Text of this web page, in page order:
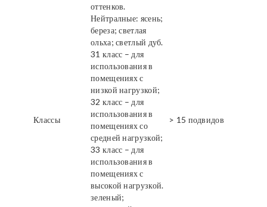
оттенков.
Нейтралные: ясень;
береза; светлая
ольха; светлый дуб.
Классы
31 класс – для
использования в
помещениях с
низкой нагрузкой;
32 класс – для
использования в
помещениях со
средней нагрузкой;
33 класс – для
использования в
помещениях с
высокой нагрузкой.
> 15 подвидов
зеленый;